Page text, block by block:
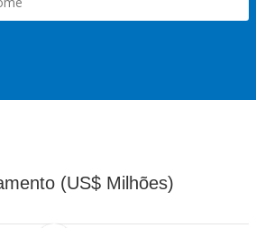
(US$ Milhões)